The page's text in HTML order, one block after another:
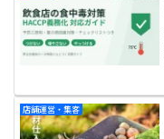
店舗運営・集客